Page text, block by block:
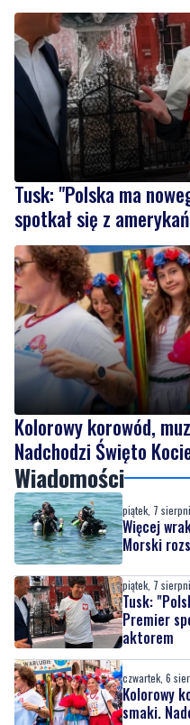
Tusk: "Polska ma
spotkał się z
Kolorowy korowód,
Nadchodzi Święto
Wiadomości
piątek, 7
Więcej
Morski
piątek, 7
Tusk:
Premier
aktorem
czwartek, 6
Kolorowy
smaki.